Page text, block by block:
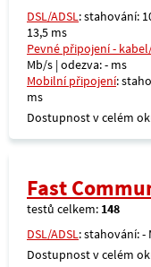
DSL/ADSL: stahování:
13,5 ms
Pevné připojení -
Mb/s | odezva: - ms
Mobilní připojení:
ms
Dostupnost v celém
Fast
testů celkem: 148
DSL/ADSL: stahování: -
Dostupnost v celém